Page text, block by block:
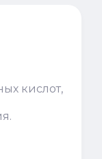
кислот,